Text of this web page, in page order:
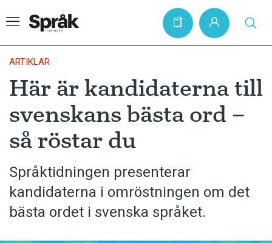
Hem
Artiklar
Krönikor
Språkfrågor
Skrivtips
Bokrecensioner
ARTIKLAR
Här är kandidaterna till
svenskans bästa ord –
så röstar du
Språktidningen presenterar
kandidaterna i omröstningen om det
bästa ordet i svenska språket.